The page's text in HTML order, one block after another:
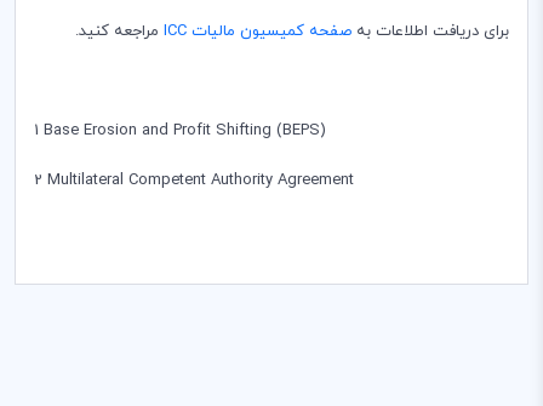
برای دریافت اطلاعات به صفحه کمیسیون مالیات ICC مراجعه کنید.
1 Base Erosion and Profit Shifting (BEPS)
2 Multilateral Competent Authority Agreement